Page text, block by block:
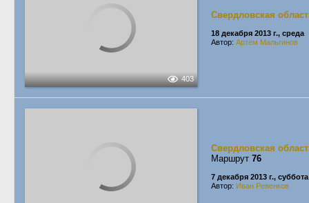
403
Свердловская
18 декабря 2013 г., среда
Автор: Артём Мальгинов
Свердловская
Маршрут 76
7 декабря 2013 г., суббота
Автор: Иван Ревенков